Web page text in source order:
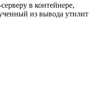
в контейнере,
из вывода утилит